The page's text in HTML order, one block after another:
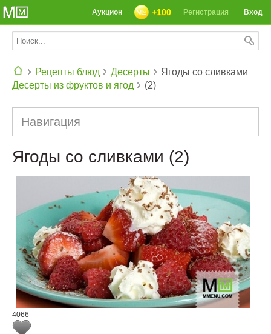
Вход
Регистрация
+100
Аукцион
Рецепты блюд
Десерты
Десерты из фруктов и ягод
Ягоды со сливками
(2)
Навигация
Ягоды со сливками (2)
4066